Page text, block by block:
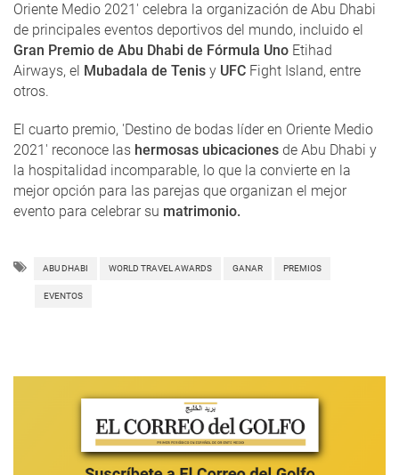
Oriente Medio 2021' celebra la organización de Abu Dhabi
de principales eventos deportivos del mundo, incluido el
Gran Premio de Abu Dhabi de Fórmula Uno Etihad
Airways, el Mubadala de Tenis y UFC Fight Island, entre
otros.
El cuarto premio, 'Destino de bodas líder en Oriente Medio
2021' reconoce las hermosas ubicaciones de Abu Dhabi y
la hospitalidad incomparable, lo que la convierte en la
mejor opción para las parejas que organizan el mejor
evento para celebrar su matrimonio.
ABU DHABI WORLD TRAVEL AWARDS GANAR PREMIOS
EVENTOS